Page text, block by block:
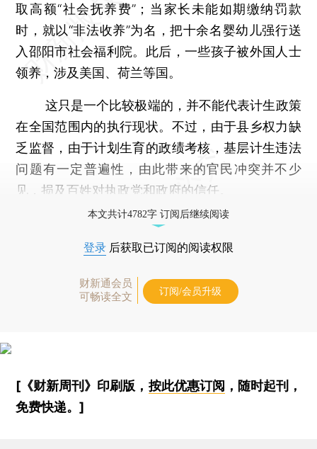
取高额“社会抚养费”；当家长未能如期缴纳罚款
时，就以“非法收养”为名，把十余名婴幼儿强行送
入邵阳市社会福利院。此后，一些孩子被外国人士
领养，涉及美国、荷兰等国。
这只是一个比较极端的，并不能代表计生政策
在全国范围内的执行现状。不过，由于县乡权力缺
乏监督，由于计划生育的政绩考核，基层计生违法
问题有一定普遍性，由此带来的官民冲突并不少
见，损及百姓对执政党和政府的信任。
本文共计4782字 订阅后继续阅读
登录 后获取已订阅的阅读权限
财新通会员
可畅读全文
订阅/会员升级
[《财新周刊》印刷版， 按此优惠订阅 ，随时起刊，
免费快递。]